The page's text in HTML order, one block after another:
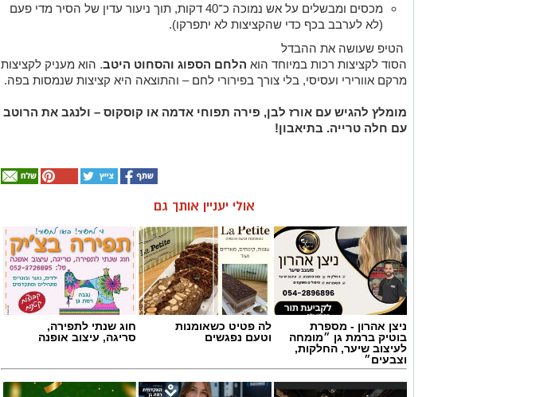
מכסים ומבשלים על אש נמוכה כ־40 דקות, תוך ניעור עדין של הסיר מדי פעם
(לא לערבב בכף כדי שהקציצות לא יתפרקו).
הטיפ שעושה את ההבדל
הסוד לקציצות רכות במיוחד הוא הלחם הספוג והסחוט היטב. הוא מעניק לקציצות
מרקם אוורירי ועסיסי, בלי צורך בפירורי לחם – והתוצאה היא קציצות שנמסות בפה.
מומלץ להגיש עם אורז לבן, פירה תפוחי אדמה או קוסקוס – ולנגב את הרוטב
עם חלה טרייה. בתיאבון!
אולי יעניין אותך גם
ניצן אהרון - מספרת
בוטיק ברמת גן ״מומחה
לעיצוב שיער, החלקות,
וצבעים״
לה פטיט כשאומנות
וטעם נפגשים
חוג שנתי לתפירה,
סריגה, עיצוב אופנה